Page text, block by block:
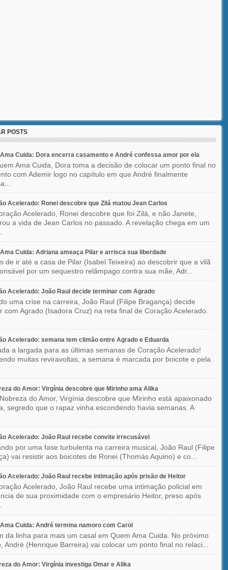
POSTS
Cuida: Dora encerra casamento e André confessa amor por ela
Ama Cuida, Dora toma a decisão de colocar um ponto final no
com Ademir logo no capítulo em que André finalmente
Acelerado: Ronei descobre que Zilá matou Jean Carlos
Acelerado, Ronei descobre que foi Zilá, e não Janete,
a vida de Jean Carlos no passado. A revelação chega em um
Cuida: Adriana ameaça Pilar e arrisca sua liberdade
de ir até a casa de Pilar (Isabel Teixeira) ao descobrir que a vilã
por um sequestro relâmpago contra sua mãe, Adr...
Acelerado: João Raul decide terminar com Agrado
uma crise na carreira, João Raul (Filipe Bragança) decide
com Agrado (Isadora Cruz) na reta final de Coração Acelerado.
Acelerado: semana tem climão entre Agrado e Eduarda
a largada para as últimas semanas de Coração Acelerado!
muitas reviravoltas, a semana é marcada por boicote e pela
do Amor: Virgínia descobre que Mirinho ama Alika
do Amor, Virgínia descobre que Mirinho está apaixonado
segredo que o rapaz vinha escondendo havia semanas. A
Acelerado: João Raul recebe convite irrecusável
por uma fase turbulenta na carreira musical, João Raul (Filipe
vai resistir aos boicotes de Ronei (Thomás Aquino) e co...
Acelerado: João Raul recebe intimação após prisão de Heitor
Acelerado, João Raul recebe uma intimação policial em
de sua proximidade com o empresário Heitor, preso após
Cuida: André termina namoro com Carol
da linha para mais um casal em Quem Ama Cuida. No próximo
André (Henrique Barreira) vai colocar um ponto final no relaci...
do Amor: Virgínia investiga Omar e Alika